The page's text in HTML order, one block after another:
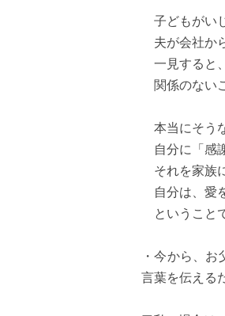
子どもがい
夫が会社か
一見すると
関係のない
本当にそう
自分に「感
それを家族
自分は、愛
ということ
・今から、
言葉を伝える